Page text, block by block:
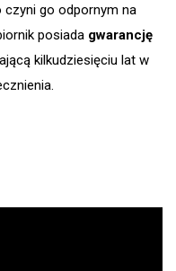
czyni go odpornym na
posiada gwarancję
kilkudziesięciu lat w